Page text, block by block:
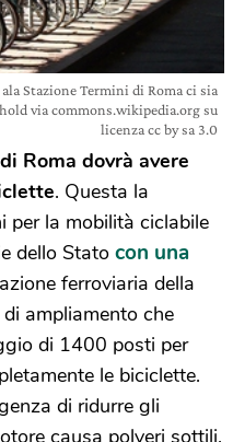
Stazione Termini di Roma ci sia
via commons.wikipedia.org su
licenza cc by sa 3.0
Roma dovrà avere
. Questa la
per la mobilità ciclabile
dello Stato con una
ferroviaria della
ampliamento che
di 1400 posti per
le biciclette.
di ridurre gli
causa polveri sottili.